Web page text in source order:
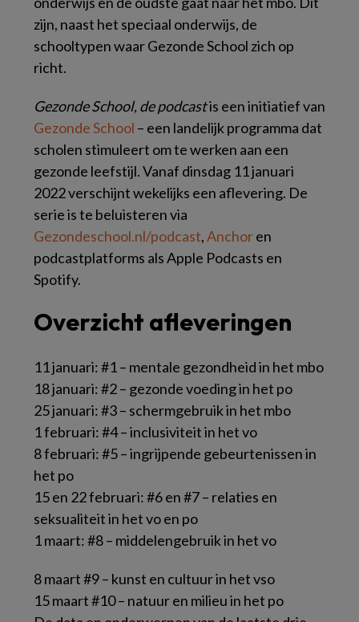
zijn, naast het speciaal onderwijs, de
schooltypen waar Gezonde School zich op
richt.
Gezonde School, de podcastis een initiatief van
Gezonde School – een landelijk programma dat
scholen stimuleert om te werken aan een
gezonde leefstijl. Vanaf dinsdag 11 januari
2022 verschijnt wekelijks een aflevering. De
serie is te beluisteren via
Gezondeschool.nl/podcast,Anchoren
podcastplatforms als Apple Podcasts en
Spotify.
Overzicht afleveringen
11 januari: #1 – mentale gezondheid in het mbo
18 januari: #2 – gezonde voeding in het po
25 januari: #3 – schermgebruik in het mbo
1 februari: #4 – inclusiviteitin het vo
8 februari: #5 – ingrijpende gebeurtenissen in
het po
15 en 22 februari: #6 en #7 – relaties en
seksualiteit in het vo en po
1 maart: #8 – middelengebruik in het vo
8 maart #9 – kunst en cultuur in het vso
15 maart #10 – natuur en milieu in het po